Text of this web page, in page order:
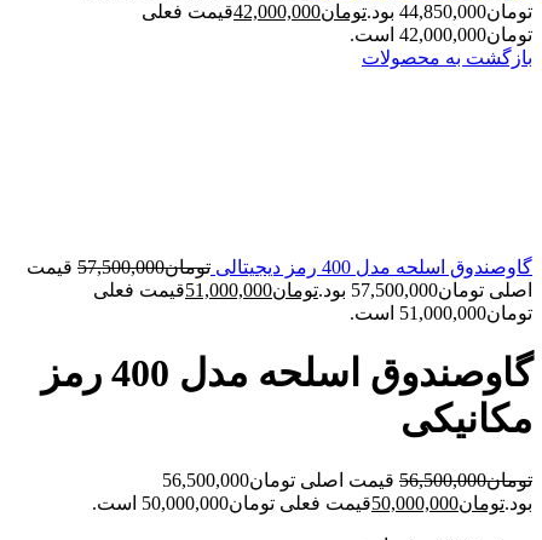
تومان44,850,000 بود.
تومان42,000,000قیمت فعلی
تومان42,000,000 است.
بازگشت به محصولات
گاوصندوق اسلحه مدل 400 رمز دیجیتالی تومان57,500,000 قیمت
اصلی تومان57,500,000 بود.
تومان51,000,000قیمت فعلی
تومان51,000,000 است.
گاوصندوق اسلحه مدل 400 رمز
مکانیکی
تومان56,500,000
قیمت اصلی تومان56,500,000
بود.تومان50,000,000قیمت فعلی تومان50,000,000 است.